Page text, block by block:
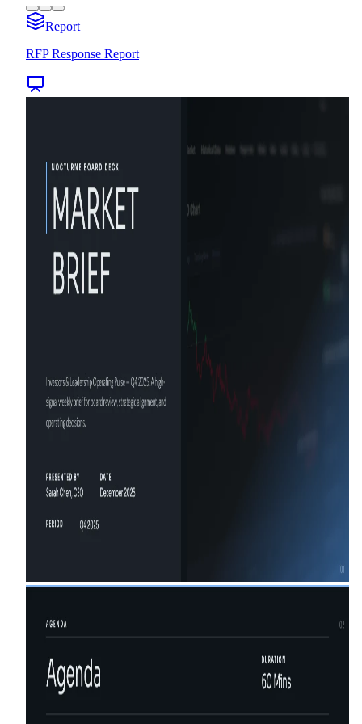
Report
RFP Response Report